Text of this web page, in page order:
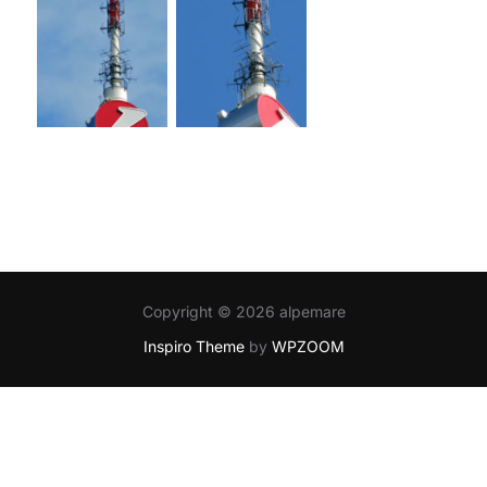
Copyright © 2026 alpemare
Inspiro Themeby WPZOOM